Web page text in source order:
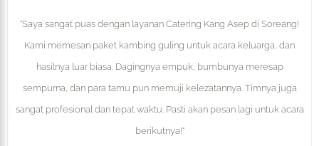
"Saya sangat puas dengan layanan Catering Kang Asep di Soreang!
Kami memesan paket kambing guling untuk acara keluarga, dan
hasilnya luar biasa. Dagingnya empuk, bumbunya meresap
sempurna, dan para tamu pun memuji kelezatannya. Timnya juga
sangat profesional dan tepat waktu. Pasti akan pesan lagi untuk acara
berikutnya!"